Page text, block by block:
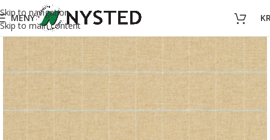
Skip to navigation
Skip to main content
MENY